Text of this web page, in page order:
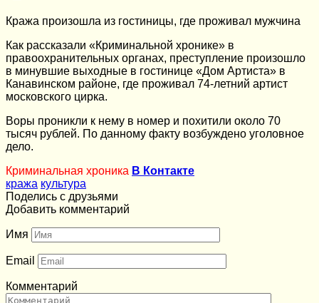
Кража произошла из гостиницы, где проживал мужчина
Как рассказали «Криминальной хронике» в
правоохранительных органах, преступление произошло
в минувшие выходные в гостинице «Дом Артиста» в
Канавинском районе, где проживал 74-летний артист
московского цирка.
Воры проникли к нему в номер и похитили около 70
тысяч рублей. По данному факту возбуждено уголовное
дело.
Криминальная хроника В Контакте
кража культура
Поделись с друзьями
Добавить комментарий
Имя
Email
Комментарий